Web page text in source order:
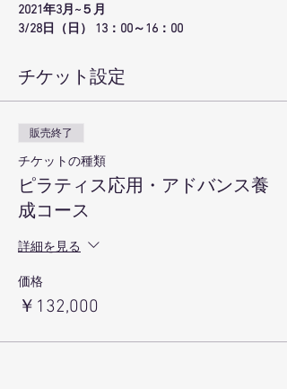
2021年3月~５月
3/28日（日） 13：00～16：00
11日（日） 13：00～16：00
18日（日） 13：00～16：00
25日（日） 13：00～16：00
5/16日（日） 13：00～16：00
担当講師：向井いくよ
サポート： 鈴木智香子
受講料１３２，０００円
《お支払い方法》
・クレジットカード（JCBはご利用いただけ
ません。）
・銀行振込 楽天銀行 第二営業支店
（252）普通）7216322
いたします。
チケット設定
販売終了
チケットの種類
ピラティス応用・アドバンス養
成コース
詳細を見る
価格
￥132,000